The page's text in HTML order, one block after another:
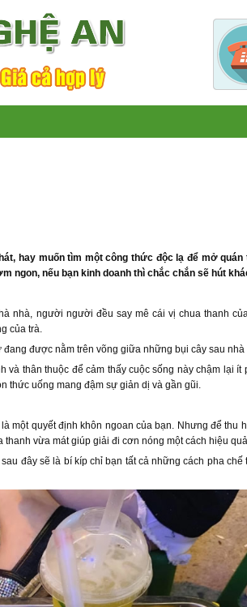
hay muốn tìm một công thức độc lạ để mở
ngon, nếu bạn kinh doanh thì chắc chắn sẽ hút
nhà, người người đều say mê cái vị chua thanh
của trà.
được nằm trên võng giữa những bụi cây sau nhà
thân thuộc để cảm thấy cuộc sống này chậm lại ít
thức uống mang đậm sự giản dị và gần gũi.
một quyết định khôn ngoan của bạn. Nhưng để thu
vừa mát giúp giải đi cơn nóng một cách hiệu
đây sẽ là bí kíp chỉ bạn tất cả những cách pha